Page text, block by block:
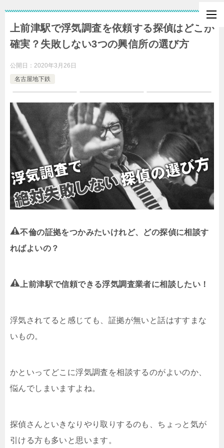
上前津駅で浮気調査を依頼する探偵はどこが
確実？失敗しない3つの興信所の選び方
公開日： 2020年3月26日
名古屋地下鉄
不倫の証拠をつかみたいけれど、どの探偵に相談す
ればよいの？
上前津駅で信頼できる浮気調査業者に相談したい！
浮気されてると感じても、証拠が無いと話はすすまな
いもの。
かといってどこに浮気調査を相談するのがよいのか、
悩んでしまいますよね。
探偵さんといきなりやり取りするのも、ちょっと気が
引ける方も多いと思います。